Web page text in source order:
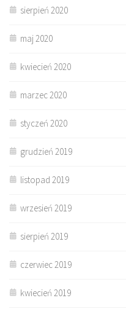
sierpień 2020
maj 2020
kwiecień 2020
marzec 2020
styczeń 2020
grudzień 2019
listopad 2019
wrzesień 2019
sierpień 2019
czerwiec 2019
kwiecień 2019